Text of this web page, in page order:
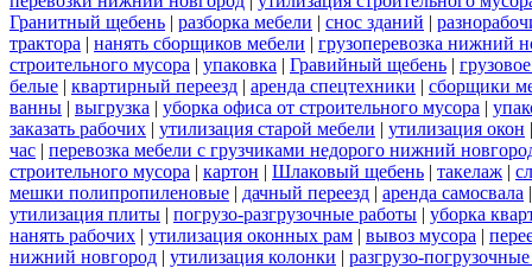
Гранитный щебень | разборка мебели | снос зданий |
трактора | нанять сборщиков мебели | грузоперевозка нижний
строительного мусора | упаковка | Гравийный щебень |
белые | квартирный переезд | аренда спецтехники | сборщики
ванны | выгрузка | уборка офиса от строительного мусора |
заказать рабочих | утилизация старой мебели | утилизация окон
час | перевозка мебели с грузчиками недорого нижний
строительного мусора | картон | Шлаковый щебень | такелаж |
мешки полипропиленовые | дачный переезд | аренда самосвала
утилизация плиты | погрузо-разгрузочные работы | уборка
нанять рабочих | утилизация оконных рам | вывоз мусора |
нижний новгород | утилизация колонки | разгрузо-